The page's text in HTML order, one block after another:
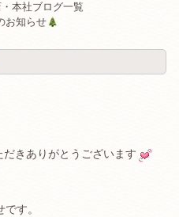
本社ブログ一覧
お知らせ
きありがとうございます
す。